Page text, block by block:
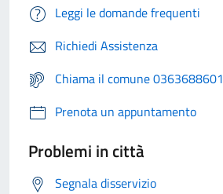
Leggi le domande frequenti
Richiedi Assistenza
Chiama il comune 0363688601
Prenota un appuntamento
Problemi in città
Segnala disservizio